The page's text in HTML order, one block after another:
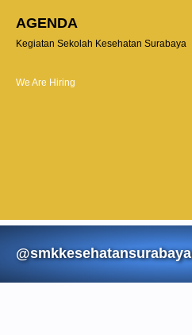
AGENDA
Kegiatan Sekolah Kesehatan Surabaya
We Are Hiring
@smkkesehatansurabaya